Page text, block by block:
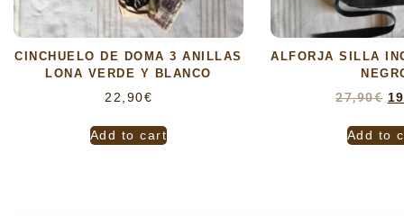
CINCHUELO DE DOMA 3 ANILLAS
LONA VERDE Y BLANCO
22,90€
Add to cart
ALFORJA SILLA
27,90€
Add to